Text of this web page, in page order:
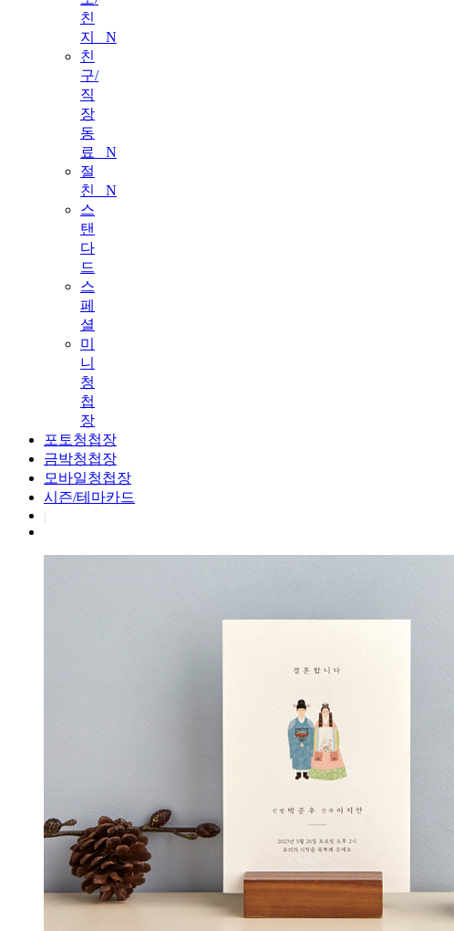
친
지
N
친
구/
직
장
동
료
N
절
친
N
스
탠
다
드
스
페
셜
미
니
청
첩
장
포토청첩장
금박청첩장
모바일청첩장
시즌/테마카드
|